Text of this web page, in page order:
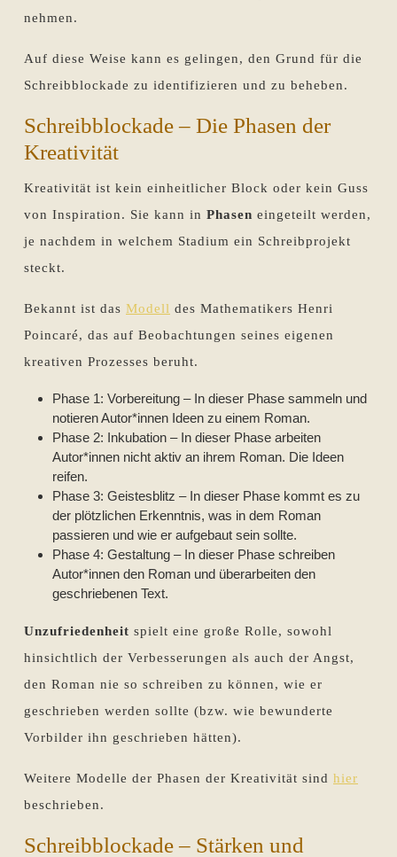
nehmen.
Auf diese Weise kann es gelingen, den Grund für die
Schreibblockade zu identifizieren und zu beheben.
Schreibblockade – Die Phasen der
Kreativität
Kreativität ist kein einheitlicher Block oder kein Guss
von Inspiration. Sie kann in Phasen eingeteilt werden,
je nachdem in welchem Stadium ein Schreibprojekt
steckt.
Bekannt ist das Modell des Mathematikers Henri
Poincaré, das auf Beobachtungen seines eigenen
kreativen Prozesses beruht.
Phase 1: Vorbereitung – In dieser Phase sammeln und
notieren Autor*innen Ideen zu einem Roman.
Phase 2: Inkubation – In dieser Phase arbeiten
Autor*innen nicht aktiv an ihrem Roman. Die Ideen
reifen.
Phase 3: Geistesblitz – In dieser Phase kommt es zu
der plötzlichen Erkenntnis, was in dem Roman
passieren und wie er aufgebaut sein sollte.
Phase 4: Gestaltung – In dieser Phase schreiben
Autor*innen den Roman und überarbeiten den
geschriebenen Text.
Unzufriedenheit spielt eine große Rolle, sowohl
hinsichtlich der Verbesserungen als auch der Angst,
den Roman nie so schreiben zu können, wie er
geschrieben werden sollte (bzw. wie bewunderte
Vorbilder ihn geschrieben hätten).
Weitere Modelle der Phasen der Kreativität sind hier
beschrieben.
Schreibblockade – Stärken und